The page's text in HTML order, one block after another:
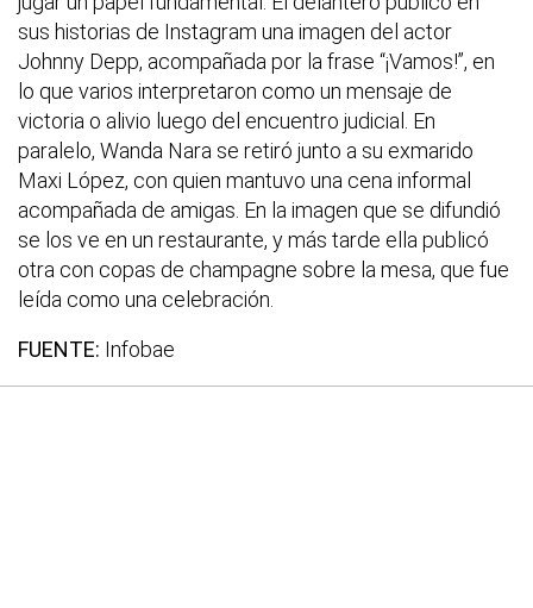
sus historias de Instagram una imagen del actor
Johnny Depp, acompañada por la frase “¡Vamos!”, en
lo que varios interpretaron como un mensaje de
victoria o alivio luego del encuentro judicial. En
paralelo, Wanda Nara se retiró junto a su exmarido
Maxi López, con quien mantuvo una cena informal
acompañada de amigas. En la imagen que se difundió
se los ve en un restaurante, y más tarde ella publicó
otra con copas de champagne sobre la mesa, que fue
leída como una celebración.
FUENTE: Infobae